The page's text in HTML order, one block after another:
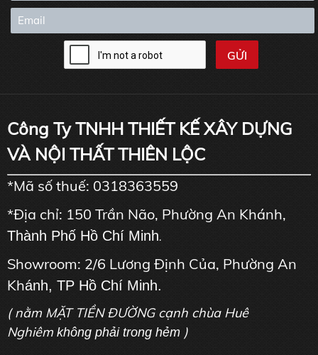
Công Ty TNHH THIẾT KẾ XÂY DỰNG
VÀ NỘI THẤT THIÊN LỘC
*Mã số thuế: 0318363559
*Địa chỉ: 150 Trần Não, Phường An Khánh,
Thành Phố Hồ Chí Minh.
Showroom: 2/6 Lương Định Của, Phường An
Khánh, TP Hồ Chí Minh.
( nằm MẶT TIỀN ĐƯỜNG cạnh chùa Huê
Nghiêm không phải trong hẻm )